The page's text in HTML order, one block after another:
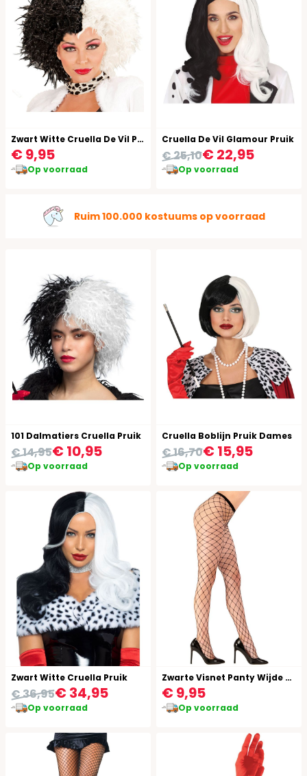
Zwart Witte Cruella De Vil Pruik
€ 9,95
Op voorraad
Cruella De Vil Glamour Pruik
€ 22,95
€ 25,10
Op voorraad
Gratis verzending vanaf €49,95
101 Dalmatiers Cruella Pruik
€ 10,95
€ 14,95
Op voorraad
Cruella Boblijn Pruik Dames
€ 15,95
€ 16,70
Op voorraad
Zwart Witte Cruella Pruik
€ 34,95
€ 36,95
Op voorraad
Zwarte Visnet Panty Wijde Gaten
€ 9,95
Op voorraad